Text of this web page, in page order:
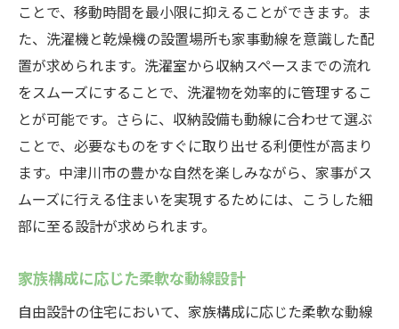
ことで、移動時間を最小限に抑えることができます。ま
た、洗濯機と乾燥機の設置場所も家事動線を意識した配
置が求められます。洗濯室から収納スペースまでの流れ
をスムーズにすることで、洗濯物を効率的に管理するこ
とが可能です。さらに、収納設備も動線に合わせて選ぶ
ことで、必要なものをすぐに取り出せる利便性が高まり
ます。中津川市の豊かな自然を楽しみながら、家事がス
ムーズに行える住まいを実現するためには、こうした細
部に至る設計が求められます。
家族構成に応じた柔軟な動線設計
自由設計の住宅において、家族構成に応じた柔軟な動線